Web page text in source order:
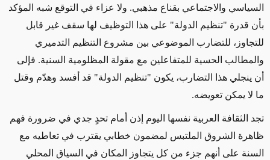
السياسي والاجتماعي بقناع مذهبي. ولا عزاء في التوقع شبه المؤكد
بأن قدرة "تنظيم الدولة" على هذا التوظيف لها سقف غير قابل
للتجاوز، للتضارب الموضوعي بين مشروع التنظيم التدميري
والمطالب الحسية للمتفاعلين مع مقولة المظلومية السنية. فإلى
أن ينجلي هذا التضارب، يكون "تنظيم الدولة" قد أفسد وهدّم وقتل
ما لا يمكن تعويضه.
تجد الثقافة العربية نفسها اليوم إذن أمام تحدٍ جدي في ضرورة فهم
ظاهرة الشروق الملتبس لمضمون خطابي يقترب في تعاطيه مع
السنة على أنهم جزء من كل يتجاوز المكان في السياق المحلي